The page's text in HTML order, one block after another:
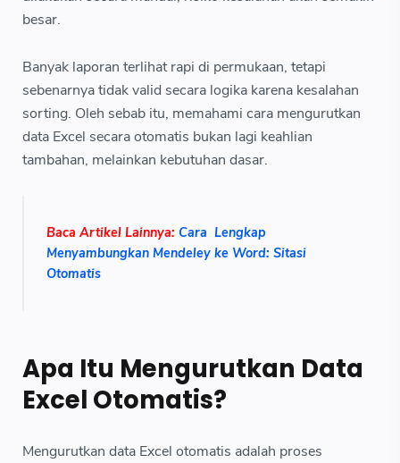
besar.
Banyak laporan terlihat rapi di permukaan, tetapi
sebenarnya tidak valid secara logika karena kesalahan
sorting. Oleh sebab itu, memahami cara mengurutkan
data Excel secara otomatis bukan lagi keahlian
tambahan, melainkan kebutuhan dasar.
Baca Artikel Lainnya: Cara Lengkap
Menyambungkan Mendeley ke Word: Sitasi
Otomatis
Apa Itu Mengurutkan Data
Excel Otomatis?
Mengurutkan data Excel otomatis adalah proses